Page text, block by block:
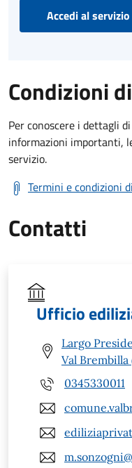
Accedi al servizio
Condizioni
Per conoscere i dettagli
informazioni importanti,
servizio.
Termini e condizioni
Contatti
Ufficio
Largo
Val Brembilla
0345330011